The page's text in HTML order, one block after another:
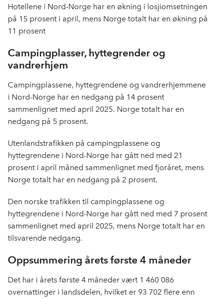
Hotellene i Nord-Norge har en økning i losjiomsetningen
på 15 prosent i april, mens Norge totalt har en økning på
11 prosent
Campingplasser, hyttegrender og
vandrerhjem
Campingplassene, hyttegrendene og vandrerhjemmene
i Nord-Norge har en nedgang på 14 prosent
sammenlignet med april 2025. Norge totalt har en
nedgang på 5 prosent.
Utenlandstrafikken på campingplassene og
hyttegrendene i Nord-Norge har gått ned med 21
prosent i april måned sammenlignet med fjoråret, mens
Norge totalt har en nedgang på 2 prosent.
Den norske trafikken til campingplassene og
hyttegrendene i Nord-Norge har gått ned med 7 prosent
sammenlignet med april 2025, mens Norge totalt har en
tilsvarende nedgang.
Oppsummering årets første 4 måneder
Det har i årets første 4 måneder vært 1 460 086
overnattinger i landsdelen, hvilket er 93 702 flere enn